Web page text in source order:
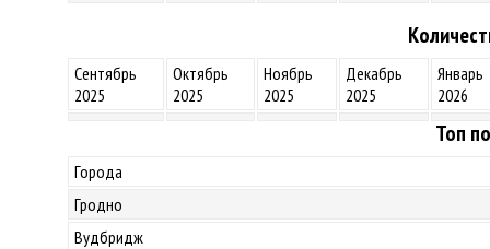
Сентябрь
2025
Октябрь
2025
Ноябрь
2025
Декабрь
2025
Январь
2026
Топ
Города
Гродно
Вудбридж